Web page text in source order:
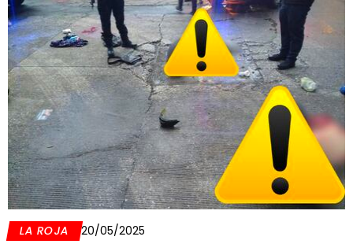
LA ROJA 20/05/2025